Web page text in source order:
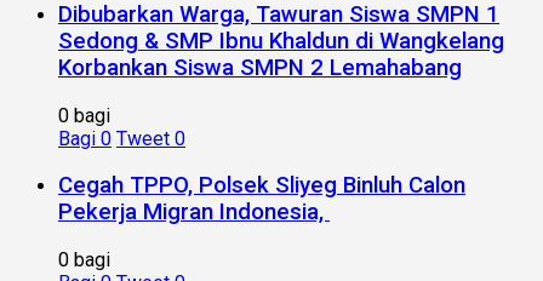
Dibubarkan Warga, Tawuran Siswa SMPN 1
Sedong & SMP Ibnu Khaldun di Wangkelang
Korbankan Siswa SMPN 2 Lemahabang
0 bagi
Bagi 0 Tweet 0
Cegah TPPO, Polsek Sliyeg Binluh Calon
Pekerja Migran Indonesia,
0 bagi